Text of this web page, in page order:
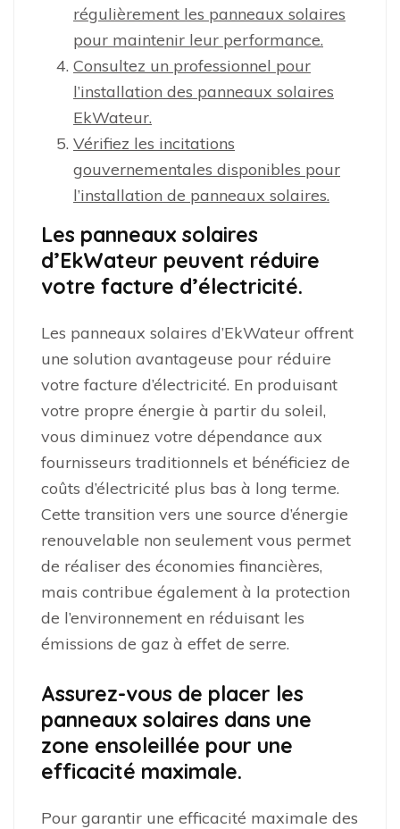
régulièrement les panneaux solaires
pour maintenir leur performance.
Consultez un professionnel pour
l’installation des panneaux solaires
EkWateur.
Vérifiez les incitations
gouvernementales disponibles pour
l’installation de panneaux solaires.
Les panneaux solaires
d’EkWateur peuvent réduire
votre facture d’électricité.
Les panneaux solaires d’EkWateur offrent
une solution avantageuse pour réduire
votre facture d’électricité. En produisant
votre propre énergie à partir du soleil,
vous diminuez votre dépendance aux
fournisseurs traditionnels et bénéficiez de
coûts d’électricité plus bas à long terme.
Cette transition vers une source d’énergie
renouvelable non seulement vous permet
de réaliser des économies financières,
mais contribue également à la protection
de l’environnement en réduisant les
émissions de gaz à effet de serre.
Assurez-vous de placer les
panneaux solaires dans une
zone ensoleillée pour une
efficacité maximale.
Pour garantir une efficacité maximale des